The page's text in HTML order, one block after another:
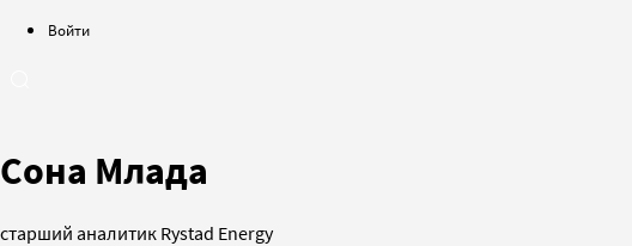
Войти
Сона Млада
старший аналитик Rystad Energy